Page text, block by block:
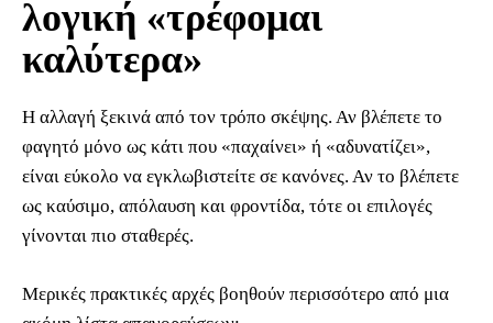
λογική «τρέφομαι
καλύτερα»
Η αλλαγή ξεκινά από τον τρόπο σκέψης. Αν βλέπετε το
φαγητό μόνο ως κάτι που «παχαίνει» ή «αδυνατίζει»,
είναι εύκολο να εγκλωβιστείτε σε κανόνες. Αν το βλέπετε
ως καύσιμο, απόλαυση και φροντίδα, τότε οι επιλογές
γίνονται πιο σταθερές.
Μερικές πρακτικές αρχές βοηθούν περισσότερο από μια